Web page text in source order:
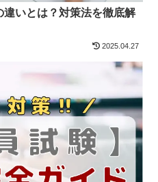
いとは？対策法を徹底解
2025.04.27